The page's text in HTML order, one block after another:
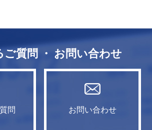
質問 ・ お問い合わせ
問 お問い合わせ